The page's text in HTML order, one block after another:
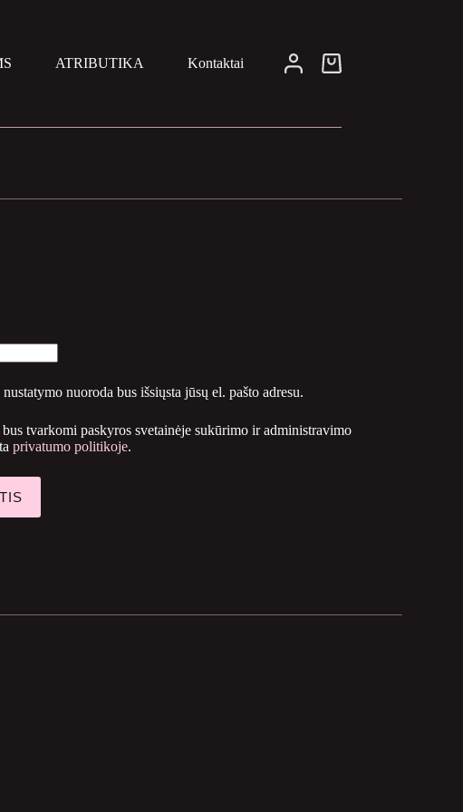
ATRIBUTIKA Kontaktai
Pirkinių
nuoroda bus išsiųsta jūsų el. pašto adresu.
tvarkomi paskyros svetainėje sukūrimo ir administravimo
privatumo politikoje.